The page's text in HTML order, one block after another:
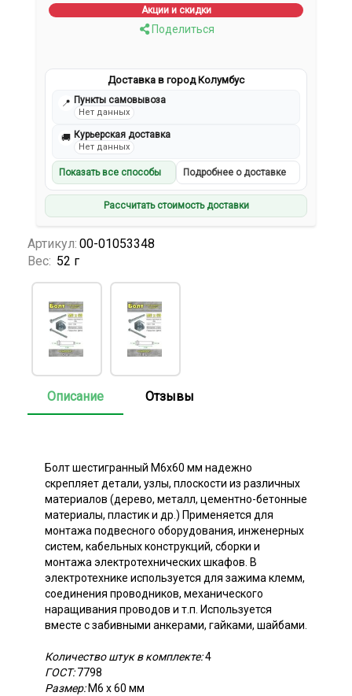
Акции и скидки
Поделиться
Доставка в город Колумбус
📍 Пункты самовывоза
Нет данных
🚚 Курьерская доставка
Нет данных
Показать все способы Подробнее о доставке
Рассчитать стоимость доставки
Артикул: 00-01053348
Вес: 52 г
Описание Отзывы
Болт шестигранный М6х60 мм надежно
скрепляет детали, узлы, плоскости из различных
материалов (дерево, металл, цементно-бетонные
материалы, пластик и др.) Применяется для
монтажа подвесного оборудования, инженерных
систем, кабельных конструкций, сборки и
монтажа электротехнических шкафов. В
электротехнике используется для зажима клемм,
соединения проводников, механического
наращивания проводов и т.п. Используется
вместе с забивными анкерами, гайками, шайбами.
Количество штук в комплекте:4
ГОСТ:7798
Размер:М6 х 60 мм